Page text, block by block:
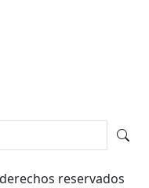
reservados